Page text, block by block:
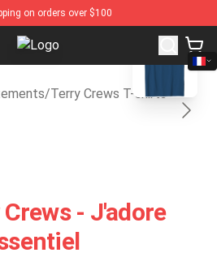
on orders over $100
Terry Crews Shop - Official Terry
/Terry Crews T-shirts
blank template
- J'adore